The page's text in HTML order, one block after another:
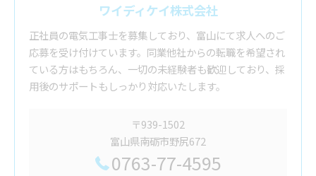
ワイディケイ株式会社
正社員の電気工事士を募集しており、富山にて求人へのご
応募を受け付けています。同業他社からの転職を希望され
ている方はもちろん、一切の未経験者も歓迎しており、採
用後のサポートもしっかり対応いたします。
〒939-1502
富山県南砺市野尻672
0763-77-4595